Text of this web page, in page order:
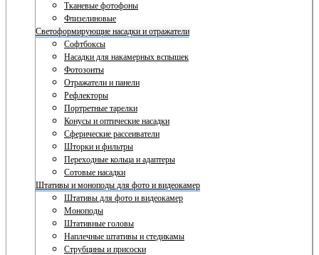
Тканевые фотофоны
Флизелиновые
Светоформирующие насадки и отражатели
Софтбоксы
Насадки для накамерных вспышек
Фотозонты
Отражатели и панели
Рефлекторы
Портретные тарелки
Конусы и оптические насадки
Сферические рассеиватели
Шторки и фильтры
Переходные кольца и адаптеры
Сотовые насадки
Штативы и моноподы для фото и видеокамер
Штативы для фото и видеокамер
Моноподы
Штативные головы
Наплечные штативы и стедикамы
Струбцины и присоски